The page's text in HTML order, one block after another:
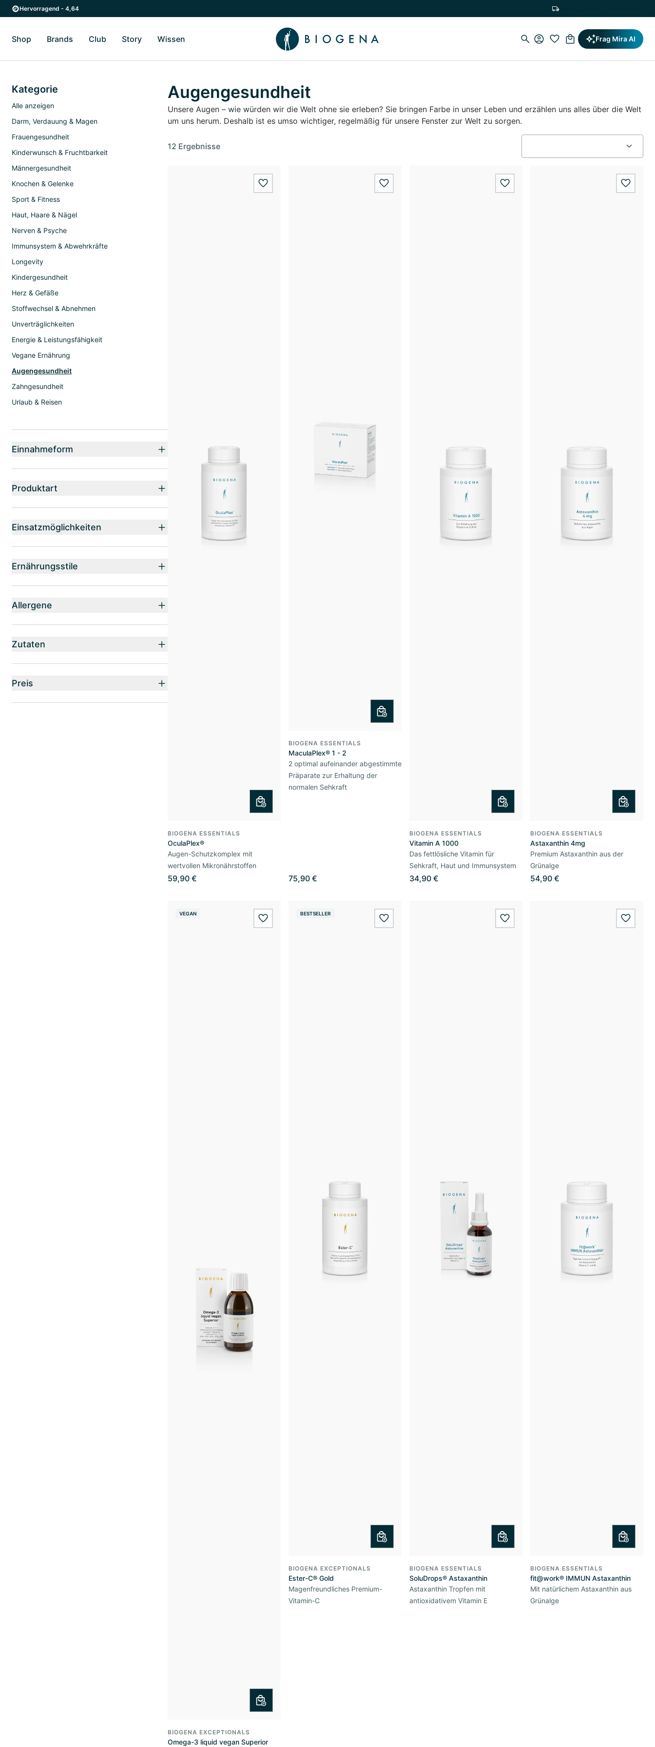
Zum Hauptinhalt springen
Zur Hauptnavigation springen
Hervorragend - 4,64
Shop Zum Untermenü Shop umschalten
Brands Zum Untermenü Brands umschalten
Club Zum Untermenü Club umschalten
Story Zum Untermenü Story umschalten
Wissen Zum Untermenü Wissen umschalten Frag Mira AI
Augengesundheit
Unsere Augen – wie würden wir die Welt ohne sie erleben? Sie bringen Farbe in unser Leben und erzählen uns alles über die Welt
um uns herum. Deshalb ist es umso wichtiger, regelmäßig für unsere Fenster zur Welt zu sorgen.
12 Ergebnisse
wishlist.add
BIOGENA ESSENTIALS
OculaPlex®
Augen-Schutzkomplex mit
wertvollen Mikronährstoffen
59,90 €
wishlist.add
BIOGENA ESSENTIALS
MaculaPlex® 1 - 2
2 optimal aufeinander abgestimmte
Präparate zur Erhaltung der
normalen Sehkraft
75,90 €
wishlist.add
BIOGENA ESSENTIALS
Vitamin A 1000
Das fettlösliche Vitamin für
Sehkraft, Haut und Immunsystem
34,90 €
BIOGENA ESSENTIALS
Astaxanthin 4mg
Premium Astaxanthin aus der
Grünalge
54,90 €
VEGAN
wishlist.add
BIOGENA EXCEPTIONALS
Omega-3 liquid vegan Superior
BESTSELLER
wishlist.add
BIOGENA EXCEPTIONALS
Ester-C® Gold
Magenfreundliches Premium-
Vitamin-C
wishlist.add
BIOGENA ESSENTIALS
SoluDrops® Astaxanthin
Astaxanthin Tropfen mit
antioxidativem Vitamin E
BIOGENA ESSENTIALS
fit@work® IMMUN Astaxanthin
Mit natürlichem Astaxanthin aus
Grünalge
Kategorie
Alle anzeigen
Darm, Verdauung & Magen
Frauengesundheit
Kinderwunsch & Fruchtbarkeit
Männergesundheit
Knochen & Gelenke
Sport & Fitness
Haut, Haare & Nägel
Nerven & Psyche
Immunsystem & Abwehrkräfte
Longevity
Kindergesundheit
Herz & Gefäße
Stoffwechsel & Abnehmen
Unverträglichkeiten
Energie & Leistungsfähigkeit
Vegane Ernährung
Augengesundheit
Zahngesundheit
Urlaub & Reisen
Einnahmeform
Produktart
Einsatzmöglichkeiten
Ernährungsstile
Allergene
Zutaten
Preis